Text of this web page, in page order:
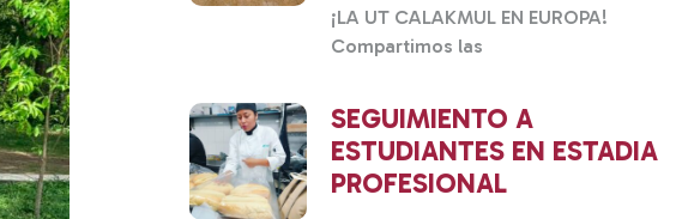
¡LA UT CALAKMUL EN EUROPA!
Compartimos las
SEGUIMIENTO A
ESTUDIANTES EN ESTADIA
PROFESIONAL